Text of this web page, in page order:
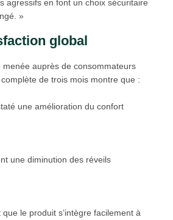
agressifs en font un choix sécuritaire
»
global
menée auprès de consommateurs
de trois mois montre que :
une amélioration du confort
une diminution des réveils
que le produit s’intègre facilement à